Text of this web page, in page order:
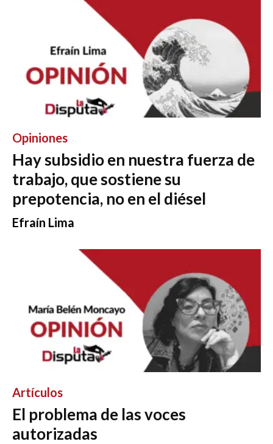
Opiniones
Hay subsidio en nuestra fuerza de
trabajo, que sostiene su
prepotencia, no en el diésel
Efraín Lima
Artículos
El problema de las voces
autorizadas